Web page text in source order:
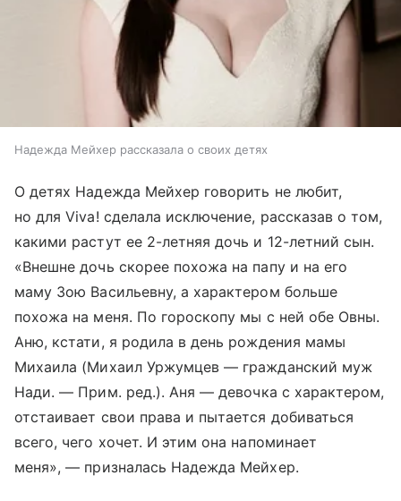
Надежда Мейхер рассказала о своих детях
О детях Надежда Мейхер говорить не любит,
но для Viva! сделала исключение, рассказав о том,
какими растут ее 2-летняя дочь и 12-летний сын.
«Внешне дочь скорее похожа на папу и на его
маму Зою Васильевну, а характером больше
похожа на меня. По гороскопу мы с ней обе Овны.
Аню, кстати, я родила в день рождения мамы
Михаила (Михаил Уржумцев — гражданский муж
Нади. — Прим. ред.). Аня — девочка с характером,
отстаивает свои права и пытается добиваться
всего, чего хочет. И этим она напоминает
меня», — призналась Надежда Мейхер.